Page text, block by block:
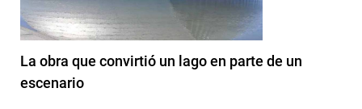
La obra que convirtió un lago en parte de un
escenario